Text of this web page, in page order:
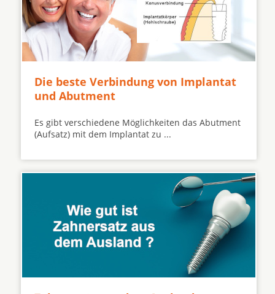
Die beste Verbindung von Implantat
und Abutment
Es gibt verschiedene Möglichkeiten das Abutment
(Aufsatz) mit dem Implantat zu ...